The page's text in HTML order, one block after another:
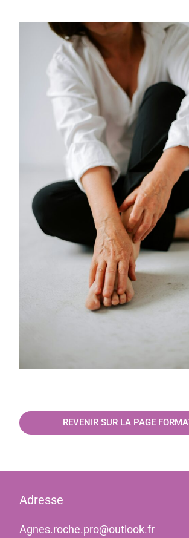
REVENIR SUR LA PAGE
Adresse
Agnes.roche.pro@outlook.fr